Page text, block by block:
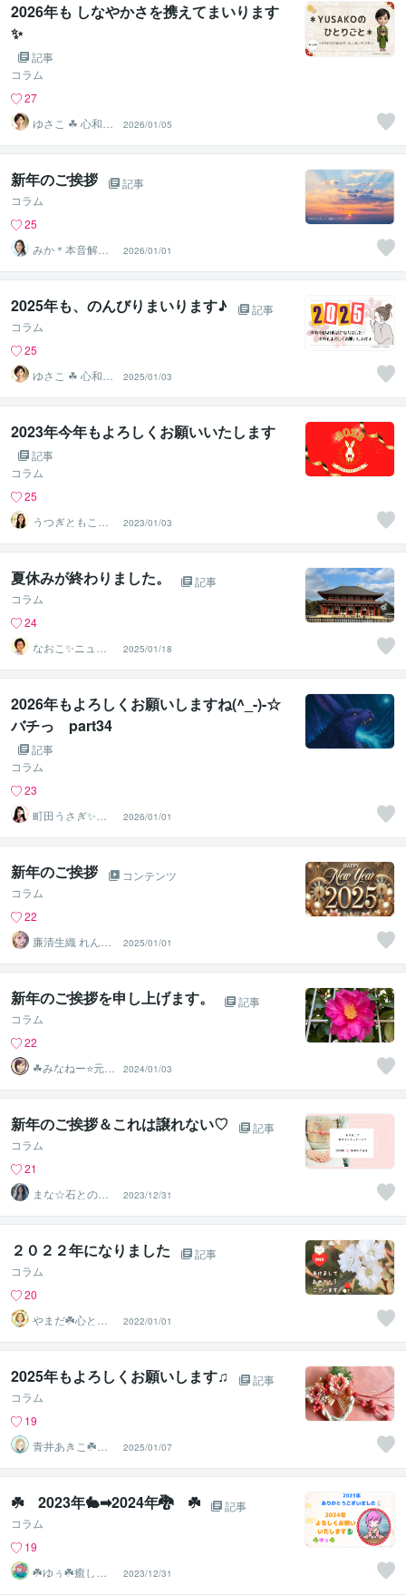
2026年も しなやかさを携えてまいります
✨
記事
コラム
27
ゆさこ ☘ 心和ら
ぐ拠り所
2026/01/05
新年のご挨拶
記事
コラム
25
みか＊本音解放
サポーター
2026/01/01
2025年も、のんびりまいります♪
記事
コラム
25
ゆさこ ☘ 心和ら
ぐ拠り所
2025/01/03
2023年今年もよろしくお願いいたします
記事
コラム
25
うつぎともこ
（けんちゃんマ
マ♪）
2023/01/03
夏休みが終わりました。
記事
コラム
24
なおこ✨ニュー
ジーランドNo1
鑑定士✨
2025/01/18
2026年もよろしくお願いしますね(^_-)-☆
バチっ part34
記事
コラム
23
町田うさぎ✨閃
光の幸せ届け人
♡怪談師⛩️
2026/01/01
新年のご挨拶
コンテンツ
コラム
22
廉清生織 れんせ
い さき
2025/01/01
新年のご挨拶を申し上げます。
記事
コラム
22
☘みなねー⭐️元総
務部長☘
2024/01/03
新年のご挨拶＆これは譲れない♡
記事
コラム
21
まな☆石との絆
を整える占い師
＆セラピスト
2023/12/31
２０２２年になりました
記事
コラム
20
やまだ☘️心と頭
がスッキリ整う
サロン
2022/01/01
2025年もよろしくお願いします♫
記事
コラム
19
青井あきこ☘️心
の回復所
2025/01/07
☘️ 2023年🐇➡2024年🐉 ☘️
記事
コラム
19
‪☘️ゆぅ☘️癒しの
お部屋であなた
2023/12/31